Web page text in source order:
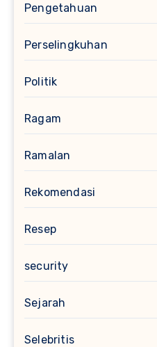
Pengetahuan
Perselingkuhan
Politik
Ragam
Ramalan
Rekomendasi
Resep
security
Sejarah
Selebritis